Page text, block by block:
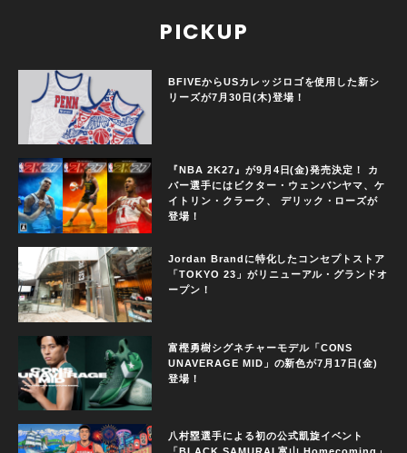
PICKUP
BFIVEからUSカレッジロゴを使用した新シ
リーズが7月30日(木)登場！
『NBA 2K27』が9月4日(金)発売決定！ カ
バー選手にはビクター・ウェンバンヤマ、ケ
イトリン・クラーク、 デリック・ローズが
登場！
Jordan Brandに特化したコンセプトストア
「TOKYO 23」がリニューアル・グランドオ
ープン！
富樫勇樹シグネチャーモデル「CONS
UNAVERAGE MID」の新色が7月17日(金)
登場！
八村塁選手による初の公式凱旋イベント